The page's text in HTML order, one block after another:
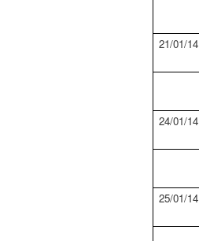
21/01/14
24/01/14
25/01/14